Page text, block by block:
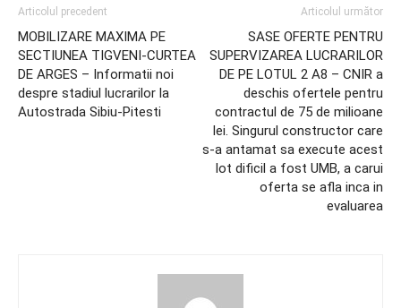
Articolul precedent
MOBILIZARE MAXIMA PE
SECTIUNEA TIGVENI-CURTEA
DE ARGES – Informatii noi
despre stadiul lucrarilor la
Autostrada Sibiu-Pitesti
Articolul următor
SASE OFERTE PENTRU
SUPERVIZAREA LUCRARILOR
DE PE LOTUL 2 A8 – CNIR a
deschis ofertele pentru
contractul de 75 de milioane
lei. Singurul constructor care
s-a antamat sa execute acest
lot dificil a fost UMB, a carui
oferta se afla inca in
evaluarea